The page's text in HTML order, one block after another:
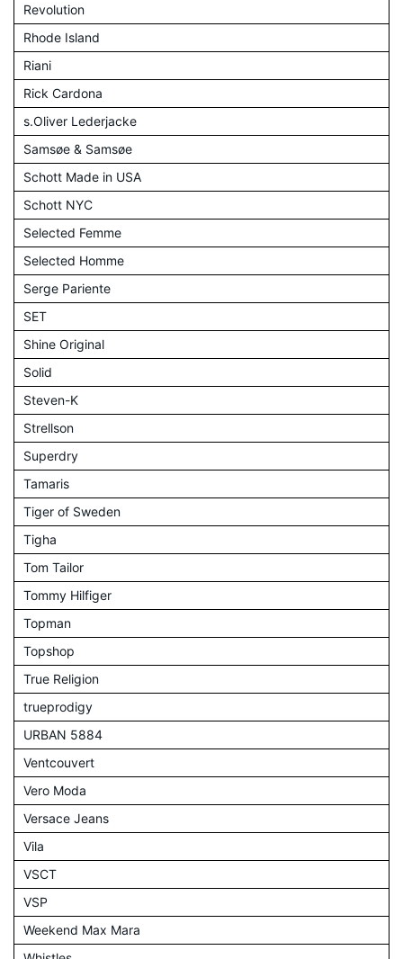
Revolution
Rhode Island
Riani
Rick Cardona
s.Oliver Lederjacke
Samsøe & Samsøe
Schott Made in USA
Schott NYC
Selected Femme
Selected Homme
Serge Pariente
SET
Shine Original
Solid
Steven-K
Strellson
Superdry
Tamaris
Tiger of Sweden
Tigha
Tom Tailor
Tommy Hilfiger
Topman
Topshop
True Religion
trueprodigy
URBAN 5884
Ventcouvert
Vero Moda
Versace Jeans
Vila
VSCT
VSP
Weekend Max Mara